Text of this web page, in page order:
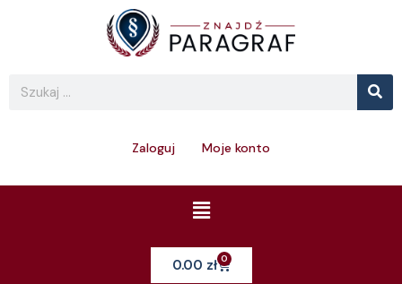
Search
Zaloguj Moje konto
Menu
0.00 zł 0Cart